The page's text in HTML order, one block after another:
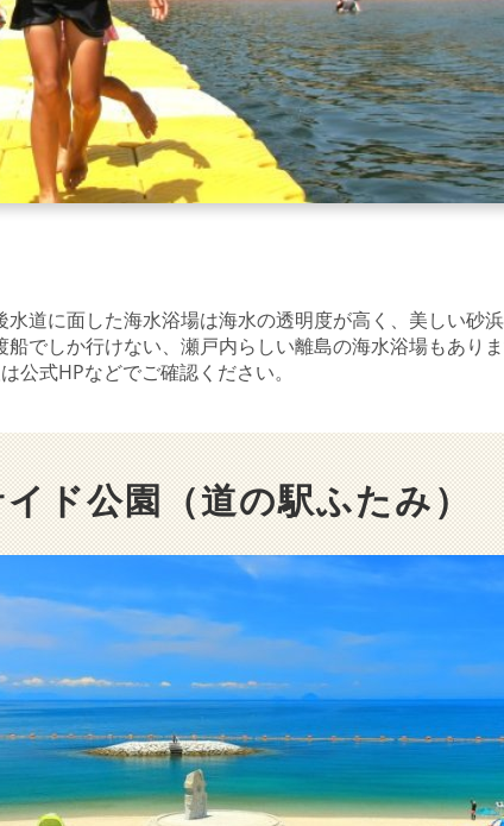
道に面した海水浴場は海水の透明度が高く、美しい砂
でしか行けない、瀬戸内らしい離島の海水浴場もありま
公式HPなどでご確認ください。
ド公園（道の駅ふたみ）